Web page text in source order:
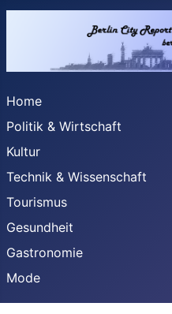
Home
Politik & Wirtschaft
Kultur
Technik & Wissenschaft
Tourismus
Gesundheit
Gastronomie
Mode